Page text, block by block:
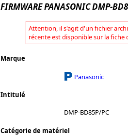
FIRMWARE PANASONIC DMP-
Attention, il s'agit d'un fichier
récente est disponible sur la fiche
Marque
Panasonic
Intitulé
DMP-BD85P/PC
Catégorie de matériel